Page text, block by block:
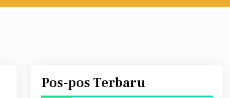
Pos-pos Terbaru